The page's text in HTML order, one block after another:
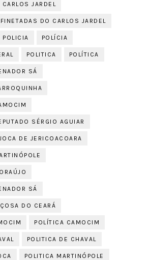
JARDEL
DO CARLOS JARDEL
POLICIA POLÍCIA
POLITICA POLÍTICA
SÁ
SÉRGIO AGUIAR
DE JERICOACOARA
SÁ
DO CEARÁ
POLÍTICA CAMOCIM
POLITICA DE CHAVAL
POLITICA MARTINÓPOLE